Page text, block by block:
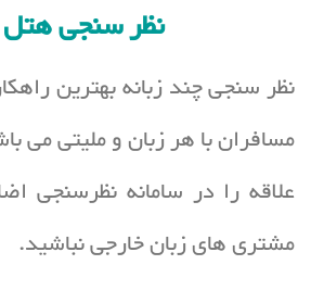
نظر سنجی
نظر سنجی چند زبانه بهترین
مسافران با هر زبان و ملیتی می
علاقه را در سامانه نظرسنجی
مشتری های زبان خارجی نباشید.